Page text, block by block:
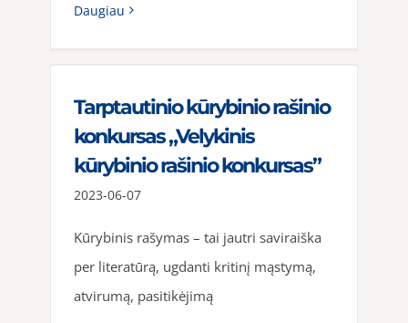
Daugiau
Tarptautinio kūrybinio rašinio
konkursas „Velykinis
kūrybinio rašinio konkursas”
2023-06-07
Kūrybinis rašymas – tai jautri saviraiška
per literatūrą, ugdanti kritinį mąstymą,
atvirumą, pasitikėjimą